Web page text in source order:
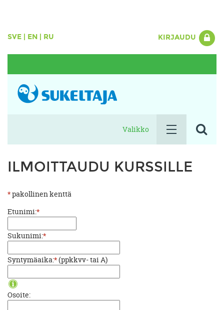
SVE EN RU KIRJAUDU
Valikko
ILMOITTAUDU KURSSILLE
*pakollinen kenttä
Etunimi:*
Sukunimi:*
Syntymäaika:*(ppkkvv- tai A)
Osoite: